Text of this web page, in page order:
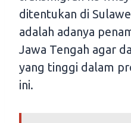
ditentukan di
adalah adanya
Jawa Tengah agar
yang tinggi dalam
ini.